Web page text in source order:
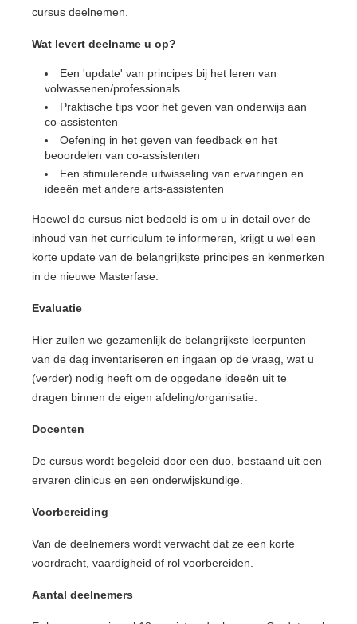
cursus deelnemen.
Wat levert deelname u op?
Een 'update' van principes bij het leren van
volwassenen/professionals
Praktische tips voor het geven van onderwijs aan
co-assistenten
Oefening in het geven van feedback en het
beoordelen van co-assistenten
Een stimulerende uitwisseling van ervaringen en
ideeën met andere arts-assistenten
Hoewel de cursus niet bedoeld is om u in detail over de
inhoud van het curriculum te informeren, krijgt u wel een
korte update van de belangrijkste principes en kenmerken
in de nieuwe Masterfase.
Evaluatie
Hier zullen we gezamenlijk de belangrijkste leerpunten
van de dag inventariseren en ingaan op de vraag, wat u
(verder) nodig heeft om de opgedane ideeën uit te
dragen binnen de eigen afdeling/organisatie.
Docenten
De cursus wordt begeleid door een duo, bestaand uit een
ervaren clinicus en een onderwijskundige.
Voorbereiding
Van de deelnemers wordt verwacht dat ze een korte
voordracht, vaardigheid of rol voorbereiden.
Aantal deelnemers